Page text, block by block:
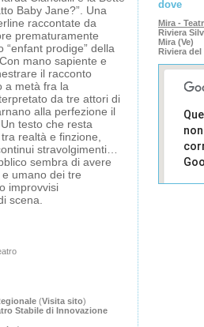
Baby Jane?”. Una
raccontate da
prematuramente
“enfant prodige” della
mano sapiente e
il racconto
a metà fra la
da tre attori di
alla perfezione il
testo che resta
realtà e finzione,
stravolgimenti…
sembra di avere
umano dei tre
improvvisi
scena.
(Visita sito)
Stabile di Innovazione
dove
Mira -
Riviera
Mira (Ve)
Riviera del